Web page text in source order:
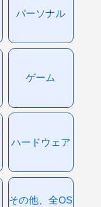
パーソナル
ゲーム
ハードウェア
その他、全OS